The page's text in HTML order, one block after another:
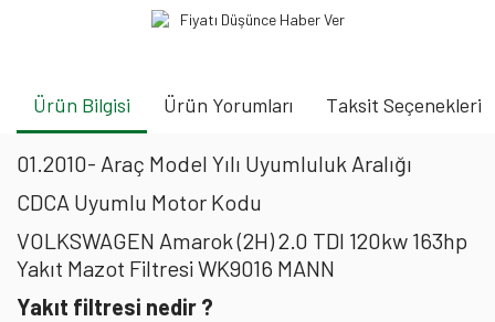
Fiyatı Düşünce Haber Ver
Ürün Bilgisi Ürün Yorumları Taksit Seçenekleri
01.2010- Araç Model Yılı Uyumluluk Aralığı
CDCA Uyumlu Motor Kodu
VOLKSWAGEN Amarok (2H) 2.0 TDI 120kw 163hp
Yakıt Mazot Filtresi WK9016 MANN
Yakıt filtresi nedir ?